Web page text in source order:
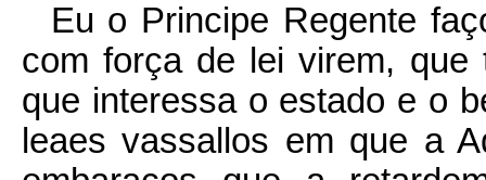
Eu o Principe Regente
com força de lei virem, que
que interessa o estado e o
leaes vassallos em que a